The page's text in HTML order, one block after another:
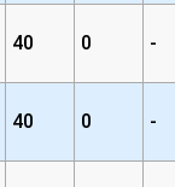
40 0 -
40 0 -